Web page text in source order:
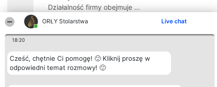
ORŁY Stolarstwa Live chat
18:20
Cześć, chętnie Ci pomogę! 🙂 Kliknij proszę w
odpowiedni temat rozmowy! 🙂
Działalność firmy obejmuje ...
Organizator plebiscytu
Bright Side Solutions sp. z o.
o. sp. k.
Plebiscyt
Laureaci
Lista
Kontakt